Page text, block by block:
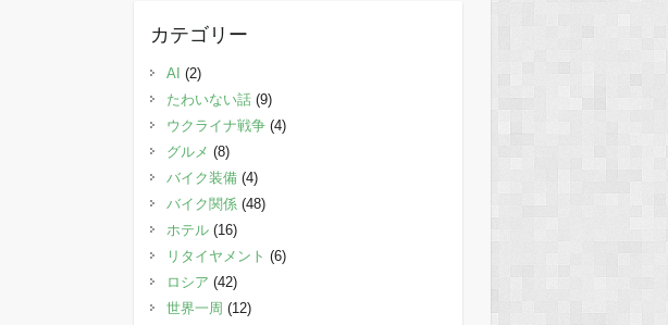
カテゴリー
AI (2)
たわいない話(9)
ウクライナ戦争(4)
グルメ (8)
バイク装備(4)
バイク関係(48)
ホテル(16)
リタイヤメント (6)
ロシア (42)
世界一周 (12)